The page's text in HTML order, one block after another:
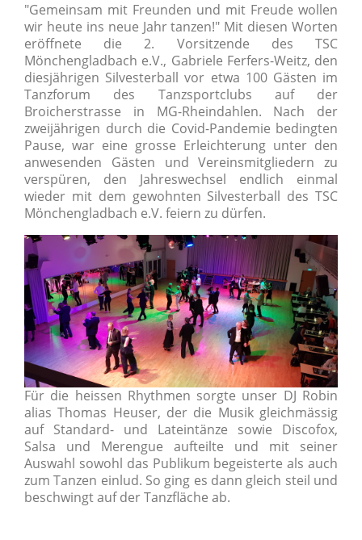
"Gemeinsam mit Freunden und mit Freude wollen
wir heute ins neue Jahr tanzen!" Mit diesen Worten
eröffnete die 2. Vorsitzende des TSC
Mönchengladbach e.V., Gabriele Ferfers-Weitz, den
diesjährigen Silvesterball vor etwa 100 Gästen im
Tanzforum des Tanzsportclubs auf der
Broicherstrasse in MG-Rheindahlen. Nach der
zweijährigen durch die Covid-Pandemie bedingten
Pause, war eine grosse Erleichterung unter den
anwesenden Gästen und Vereinsmitgliedern zu
verspüren, den Jahreswechsel endlich einmal
wieder mit dem gewohnten Silvesterball des TSC
Mönchengladbach e.V. feiern zu dürfen.
Für die heissen Rhythmen sorgte unser DJ Robin
alias Thomas Heuser, der die Musik gleichmässig
auf Standard- und Lateintänze sowie Discofox,
Salsa und Merengue aufteilte und mit seiner
Auswahl sowohl das Publikum begeisterte als auch
zum Tanzen einlud. So ging es dann gleich steil und
beschwingt auf der Tanzfläche ab.